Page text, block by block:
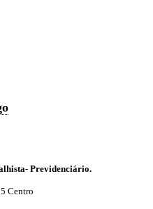
Previdenciário.
Centro